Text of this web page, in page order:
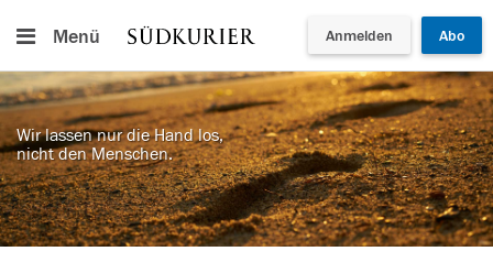
Menü Anmelden Abo
Wir lassen nur die Hand los,
nicht den Menschen.